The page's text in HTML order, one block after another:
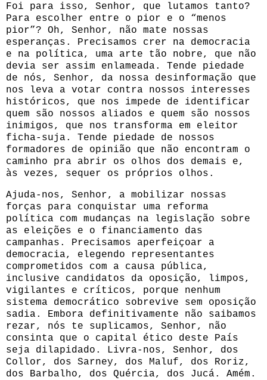
Foi para isso, Senhor, que lutamos tanto?
Para escolher entre o pior e o “menos
pior”? Oh, Senhor, não mate nossas
esperanças. Precisamos crer na democracia
e na política, uma arte tão nobre, que não
devia ser assim enlameada. Tende piedade
de nós, Senhor, da nossa desinformação que
nos leva a votar contra nossos interesses
históricos, que nos impede de identificar
quem são nossos aliados e quem são nossos
inimigos, que nos transforma em eleitor
ficha-suja. Tende piedade de nossos
formadores de opinião que não encontram o
caminho pra abrir os olhos dos demais e,
às vezes, sequer os próprios olhos.
Ajuda-nos, Senhor, a mobilizar nossas
forças para conquistar uma reforma
política com mudanças na legislação sobre
as eleições e o financiamento das
campanhas. Precisamos aperfeiçoar a
democracia, elegendo representantes
comprometidos com a causa pública,
inclusive candidatos da oposição, limpos,
vigilantes e críticos, porque nenhum
sistema democrático sobrevive sem oposição
sadia. Embora definitivamente não saibamos
rezar, nós te suplicamos, Senhor, não
consinta que o capital ético deste País
seja dilapidado. Livra-nos, Senhor, dos
Collor, dos Sarney, dos Maluf, dos Roriz,
dos Barbalho, dos Quércia, dos Jucá. Amém.